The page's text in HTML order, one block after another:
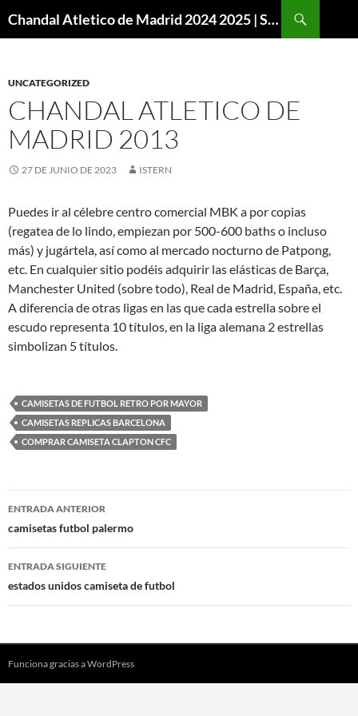
Chandal Atletico de Madrid 2024 2025 | SuperVigo
UNCATEGORIZED
CHANDAL ATLETICO DE
MADRID 2013
27 DE JUNIO DE 2023 ISTERN
Puedes ir al célebre centro comercial MBK a por copias
(regatea de lo lindo, empiezan por 500-600 baths o incluso
más) y jugártela, así como al mercado nocturno de Patpong,
etc. En cualquier sitio podéis adquirir las elásticas de Barça,
Manchester United (sobre todo), Real de Madrid, España, etc.
A diferencia de otras ligas en las que cada estrella sobre el
escudo representa 10 títulos, en la liga alemana 2 estrellas
simbolizan 5 títulos.
CAMISETAS DE FUTBOL RETRO POR MAYOR
CAMISETAS REPLICAS BARCELONA
COMPRAR CAMISETA CLAPTON CFC
Navegación
de
entradas
ENTRADA ANTERIOR
camisetas futbol palermo
ENTRADA SIGUIENTE
estados unidos camiseta de futbol
Funciona gracias a WordPress